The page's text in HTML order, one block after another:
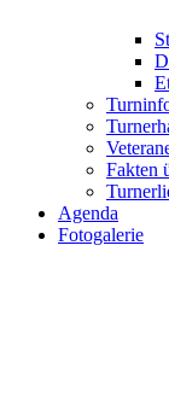
Fakten
Agenda
Fotogalerie